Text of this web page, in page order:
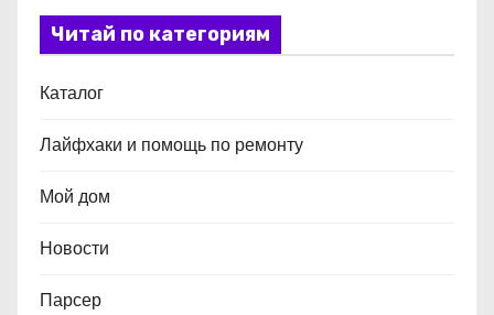
Читай по категориям
Каталог
Лайфхаки и помощь по ремонту
Мой дом
Новости
Парсер